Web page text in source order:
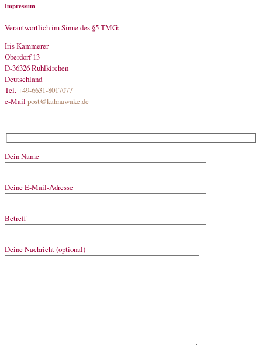
Impressum
Verantwortlich im Sinne des §5 TMG:
Iris Kammerer
Oberdorf 13
D-36326 Ruhlkirchen
Deutschland
Tel.+49-6631-8017077
e-Mail post@kahnawake.de
Dein Name
Deine E-Mail-Adresse
Betreff
Deine Nachricht (optional)